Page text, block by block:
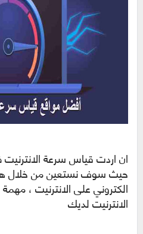
ان اردت قياس سرعة
حيث سوف نستعين من خلال
الكتروني على الانترنيت ،
الانترنيت لديك